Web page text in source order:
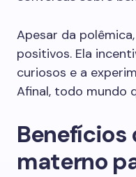
Apesar da
positivos. Ela
curiosos e a
Afinal, todo mundo
Benefícios
materno